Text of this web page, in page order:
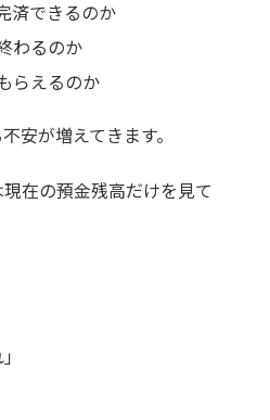
済できるのか
わるのか
らえるのか
安が増えてきます。
在の預金残高だけを見て